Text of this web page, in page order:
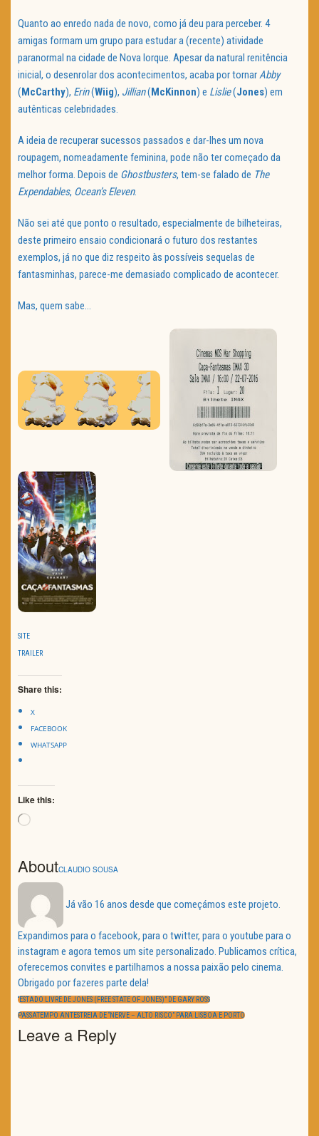
Quanto ao enredo nada de novo, como já deu para perceber. 4
amigas formam um grupo para estudar a (recente) atividade
paranormal na cidade de Nova Iorque. Apesar da natural renitência
inicial, o desenrolar dos acontecimentos, acaba por tornarAbby
(McCarthy), Erin(Wiig), Jillian(McKinnon) e Lislie(Jones) em
autênticas celebridades.
A ideia de recuperar sucessos passados e dar-lhes um nova
roupagem, nomeadamente feminina, pode não ter começado da
melhor forma. Depois de Ghostbusters, tem-se falado de The
Expendables, Ocean’s Eleven.
Não sei até que ponto o resultado, especialmente de bilheteiras,
deste primeiro ensaio condicionará o futuro dos restantes
exemplos, já no que diz respeito às possíveis sequelas de
fantasminhas, parece-me demasiado complicado de acontecer.
Mas, quem sabe…
SITE
TRAILER
Share this:
X
FACEBOOK
WHATSAPP
Like this:
Loading…
AboutCLAUDIO SOUSA
Já vão 16 anos desde que começámos este projeto.
Expandimos para o facebook, para o twitter, para o youtube para o
instagram e agora temos um site personalizado. Publicamos crítica,
oferecemos convites e partilhamos a nossa paixão pelo cinema.
Obrigado por fazeres parte dela!
Navegação
de
artigos
PREVIOUS
POST:
“ESTADO LIVRE DE JONES (FREE STATE OF JONES)” DE GARY ROSS
NEXT
POST:
PASSATEMPO ANTESTREIA DE “NERVE – ALTO RISCO” PARA LISBOA E PORTO
Leave a Reply